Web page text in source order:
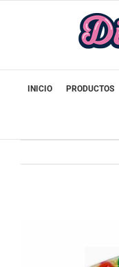
INICIO PRODUCTOS